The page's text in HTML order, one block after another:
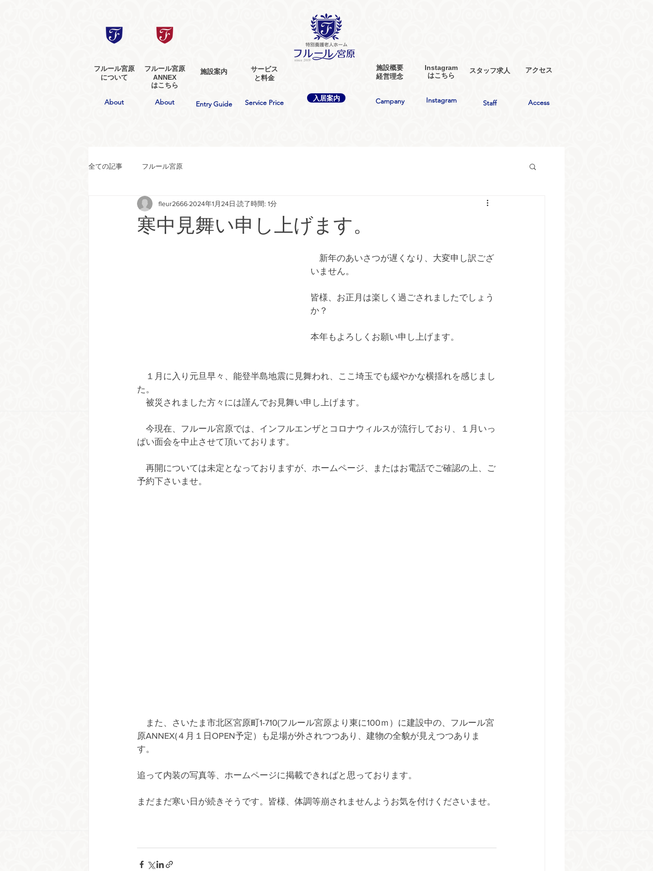
フルール宮原
について
​About
施設案内
Entry Guide
サービス
と料金
Service Price
フルール宮原
ANNEX
​はこちら​
​About 入居案内
​施設概要
経営理念
​Campany
スタッフ求人
Staff
アクセス
Access
Instagram
​はこちら​
Instagram
全ての記事 フルール宮原
寒中見舞い申し上げます。
fleur2666 2024年1月24日 読了時間: 1分
新年のあいさつが遅くなり、大変申し訳ござ
いません。
皆様、お正月は楽しく過ごされましたでしょう
か？
本年もよろしくお願い申し上げます。
１月に入り元旦早々、能登半島地震に見舞われ、ここ埼玉でも緩やかな横揺れを感じまし
た。
被災されました方々には謹んでお見舞い申し上げます。
今現在、フルール宮原では、インフルエンザとコロナウィルスが流行しており、１月いっ
ぱい面会を中止させて頂いております。
再開については未定となっておりますが、ホームページ、またはお電話でご確認の上、ご
予約下さいませ。
また、さいたま市北区宮原町1-710(フルール宮原より東に100ｍ）に建設中の、フルール宮
原ANNEX(４月１日OPEN予定）も足場が外されつつあり、建物の全貌が見えつつありま
す。
追って内装の写真等、ホームページに掲載できればと思っております。
まだまだ寒い日が続きそうです。皆様、体調等崩されませんようお気を付けくださいませ。